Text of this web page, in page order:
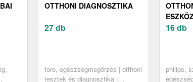
OTTHONI DIAGNOSZTIKA
27 db
toro, egészségmegőrzés | otthoni
tesztek és diagnosztika |
16 db
philips,